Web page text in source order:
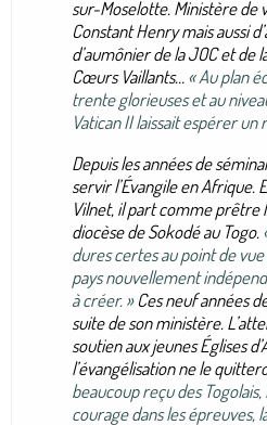
sur-Moselotte. Ministère de
Constant Henry mais aussi
d’aumônier de la JOC et de
Cœurs Vaillants…« Au plan
trente glorieuses et au
Vatican II laissait espérer un
Depuis les années de
servir l’Évangile en Afrique.
Vilnet, il part comme prêtre
diocèse de Sokodé au Togo.
dures certes au point de
pays nouvellement
à créer. »Ces neuf années
suite de son ministère.
soutien aux jeunes Églises
l’évangélisation ne le
beaucoup reçu des
courage dans les épreuves,